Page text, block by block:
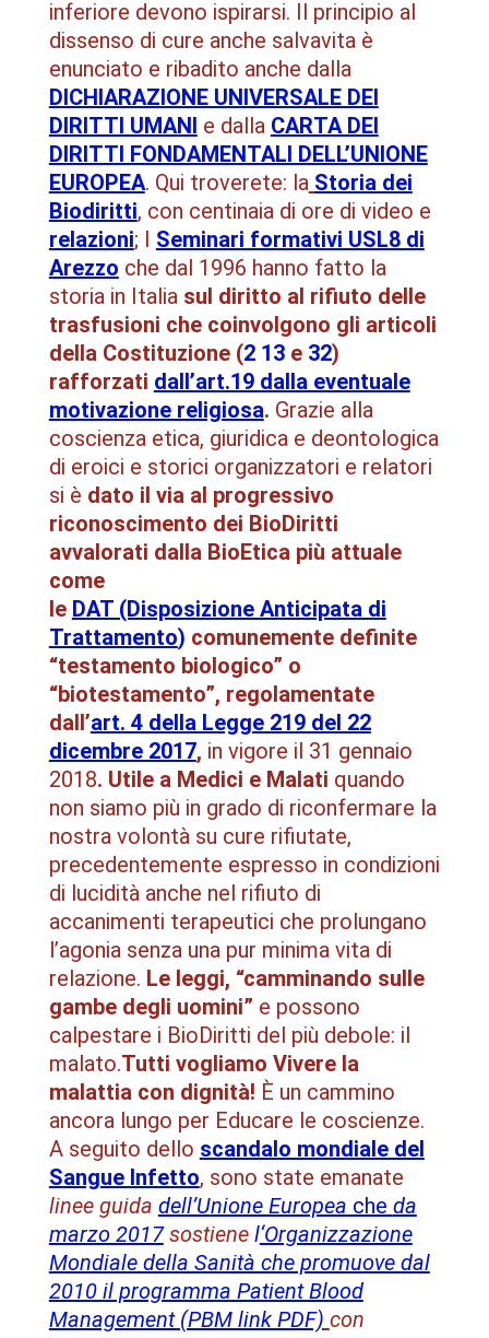
inferiore devono ispirarsi. Il principio al
dissenso di cure anche salvavita è
enunciato e ribadito anche dalla
DICHIARAZIONE UNIVERSALE DEI
DIRITTI UMANI e dalla CARTA DEI
DIRITTI FONDAMENTALI DELL’UNIONE
EUROPEA. Qui troverete: la Storia dei
Biodiritti, con centinaia di ore di video e
relazioni; I Seminari formativi USL8 di
Arezzo che dal 1996 hanno fatto la
storia in Italia sul diritto al rifiuto delle
trasfusioni che coinvolgono gli articoli
della Costituzione (2 13e 32)
rafforzati dall’art.19 dalla eventuale
motivazione religiosa. Grazie alla
coscienza etica, giuridica e deontologica
di eroici e storici organizzatori e relatori
si è dato il via al progressivo
riconoscimento dei BioDiritti
avvalorati dalla BioEtica più attuale
come
le DAT (Disposizione Anticipata di
Trattamento) comunemente definite
“testamento biologico” o
“biotestamento”, regolamentate
dall’art. 4 della Legge 219 del 22
dicembre 2017, in vigore il 31 gennaio
2018. Utile a Medici e Malati quando
non siamo più in grado di riconfermare la
nostra volontà su cure rifiutate,
precedentemente espresso in condizioni
di lucidità anche nel rifiuto di
accanimenti terapeutici che prolungano
l’agonia senza una pur minima vita di
relazione. Le leggi, “camminando sulle
gambe degli uomini” e possono
calpestare i BioDiritti del più debole: il
malato.Tutti vogliamo Vivere la
malattia con dignità! È un cammino
ancora lungo per Educare le coscienze.
A seguito dello scandalo mondiale del
Sangue Infetto, sono state emanate
linee guida dell’Unione Europea che da
marzo 2017sostienel‘Organizzazione
Mondiale della Sanità che promuove dal
2010 il programma Patient Blood
Management (PBM link PDF) con